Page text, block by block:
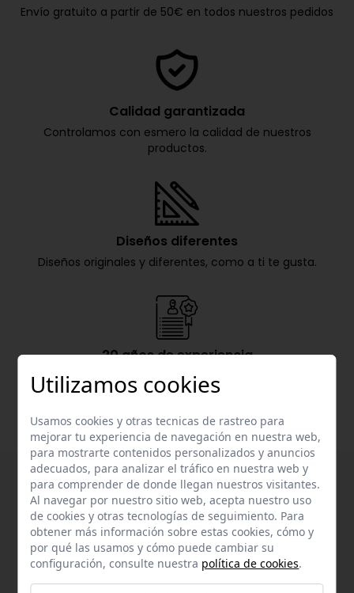
Envío gratuito a partir de 50€ en todos nuestros pedidos
Calidad garantizada
Controlamos con esmero la calidad de nuestros
productos.
Diseños diferentes
Diseños originales y diferentes, como a ti te gusta.
20 años de experiencia
Nachete lleva más de 20 años en el mercado de la
confección infantil.
Utilizamos cookies
Usamos cookies y otras tecnicas de rastreo para
mejorar tu experiencia de navegación en nuestra web,
para mostrarte contenidos personalizados y anuncios
adecuados, para analizar el tráfico en nuestra web y
para comprender de donde llegan nuestros visitantes.
Al navegar por nuestro sitio web, acepta nuestro uso
de cookies y otras tecnologías de seguimiento. Para
obtener más información sobre estas cookies, cómo y
por qué las usamos y cómo puede cambiar su
configuración, consulte nuestra política de cookies.